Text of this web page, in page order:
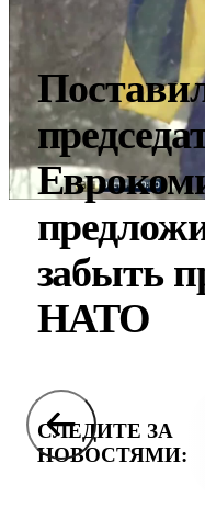
забыть
НАТО
СЛЕДИТЕ ЗА
НОВОСТЯМИ: